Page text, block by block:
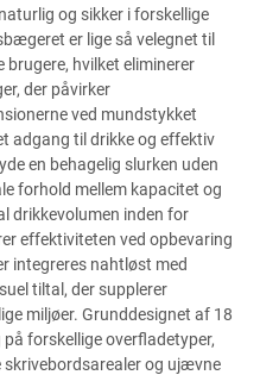
og sikker i forskellige
er lige så velegnet til
hvilket eliminerer
der påvirker
ved mundstykket
adgang til drikke og effektiv
en behagelig slurken uden
forhold mellem kapacitet og
drikkevolumen inden for
effektiviteten ved opbevaring
integreres nahtløst med
tiltal, der supplerer
miljøer. Grunddesignet af 18
forskellige overfladetyper,
skrivebordsarealer og ujævne